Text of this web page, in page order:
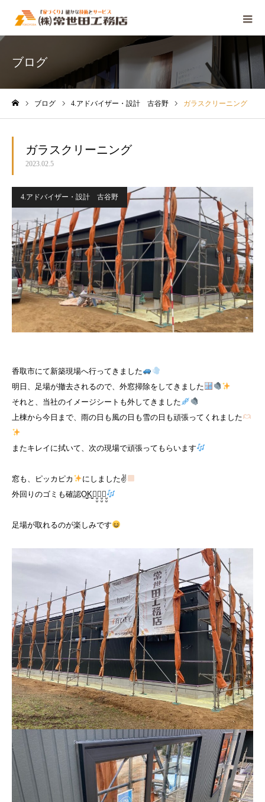
ブログ
ブログ 4.アドバイザー・設計 古谷野 ガラスクリーニング
ガラスクリーニング
2023.02.5
4.アドバイザー・設計 古谷野
香取市にて新築現場へ行ってきました
明日、足場が撤去されるので、外窓掃除をしてきました
それと、当社のイメージシートも外してきました
上棟から今日まで、雨の日も風の日も雪の日も頑張ってくれました
またキレイに拭いて、次の現場で頑張ってもらいます
窓も、ピッカピカ
にしました✌
外回りのゴミも確認O̤̮̤̮K̤̮̤̮で̤̮̤̮ー̤̮̤̮す̤̮̤̮
足場が取れるのが楽しみです